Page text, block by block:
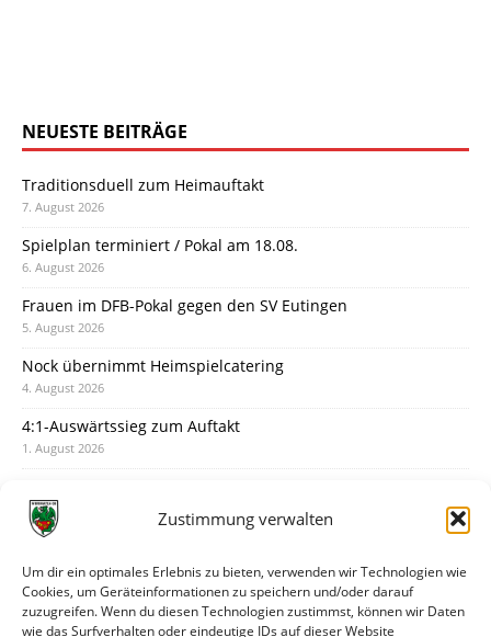
Zustimmung verwalten
Um dir ein optimales Erlebnis zu bieten, verwenden wir Technologien wie
Cookies, um Geräteinformationen zu speichern und/oder darauf
zuzugreifen. Wenn du diesen Technologien zustimmst, können wir Daten
wie das Surfverhalten oder eindeutige IDs auf dieser Website
NEUESTE BEITRÄGE
Traditionsduell zum Heimauftakt
7. August 2026
Spielplan terminiert / Pokal am 18.08.
6. August 2026
Frauen im DFB-Pokal gegen den SV Eutingen
5. August 2026
Nock übernimmt Heimspielcatering
4. August 2026
4:1-Auswärtssieg zum Auftakt
1. August 2026
31. Juli 2026
30. Juli 2026
Deine Spielminute: 89+1
28. Juli 2026